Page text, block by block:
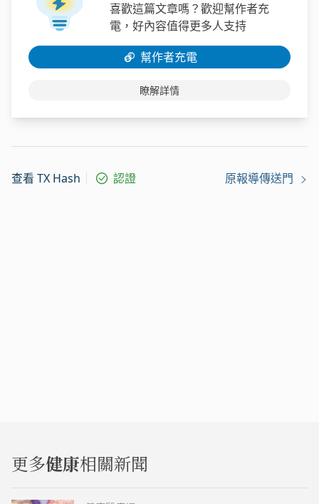
喜歡這篇文章嗎？歡迎幫作者充
電，好內容值得更多人支持
幫作者充電
瞭解詳情
查看 TX Hash 認證 原報導傳送門
更多健康相關新聞